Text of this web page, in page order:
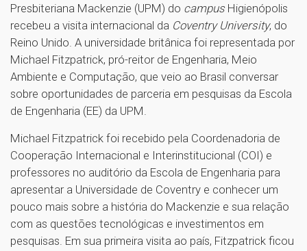
Presbiteriana Mackenzie (UPM) do campus Higienópolis
recebeu a visita internacional da Coventry University, do
Reino Unido. A universidade britânica foi representada por
Michael Fitzpatrick, pró-reitor de Engenharia, Meio
Ambiente e Computação, que veio ao Brasil conversar
sobre oportunidades de parceria em pesquisas da Escola
de Engenharia (EE) da UPM.
Michael Fitzpatrick foi recebido pela Coordenadoria de
Cooperação Internacional e Interinstitucional (COI) e
professores no auditório da Escola de Engenharia para
apresentar a Universidade de Coventry e conhecer um
pouco mais sobre a história do Mackenzie e sua relação
com as questões tecnológicas e investimentos em
pesquisas. Em sua primeira visita ao país, Fitzpatrick ficou